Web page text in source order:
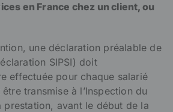
en France chez un client, ou
une déclaration préalable de
SIPSI) doit
effectuée pour chaque salarié
transmise à l’Inspection du
avant le début de la